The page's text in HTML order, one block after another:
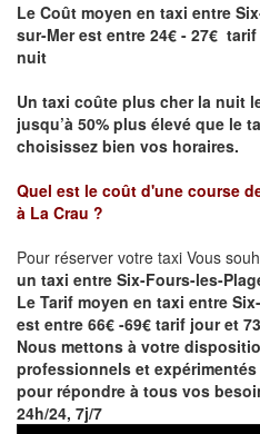
Le Coût moyen en taxi entre
sur-Mer est entre 24€ - 27€
nuit
Un taxi coûte plus cher la nuit
jusqu’à 50% plus élevé que le
choisissez bien vos horaires.
Quel est le coût d'une course
à La Crau ?
Pour réserver votre taxi Vous
un taxi entre Six-Fours-les-
Le Tarif moyen en taxi entre
est entre 66€ -69€ tarif jour et
Nous mettons à votre
professionnels et
pour répondre à tous vos
24h/24, 7j/7